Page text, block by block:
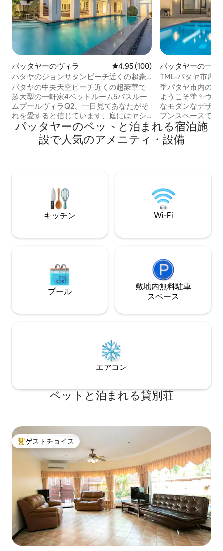
パッタヤーのヴィラ レビュー100件、5つ星中4.95つ
4.95 (100)
パタヤのジョンサタンビーチ近くの超豪
華で超大型の独立した4ベッドルーム5バ
スルームプールヴィラQ2（4ベッドルー
ムにはすべて独立したトイレとバスルー
ムがあります）
パタヤの中央天空ビーチ近くの超豪華で
超大型の一軒家4ベッドルーム5バスルー
ムプールヴィラQ2、一目見てあなたがそ
れを愛すると信じています、庭にはヤシ
の木があり、鳥の言葉と花の香りがあ
り、庭全体は美しい卵の花に囲まれてい
ます、そよ風が吹き、卵の花が風の中で
き、とても快適で楽しいです ヴィラ全体
がとても広く、美しく、快適で、面積は
500平方メートルあります。ヴィラには4
つのベッドルームがあり、それぞれのベ
ーがあります。そのうちの1つにはバスタ
ベキューグリル、オーディオなどのエン
ターテイメント設備もあり、ご家族やご
友人と一緒にとても楽しく快適な時間を
過ごせます。 ヴィラの最大の利点は、プ
あることです。ここに住むことは景色の
ニティに属しており、24時間セキュリテ
ィがあり、非常に安全です。住所は中天
海灘の近くにあり、パタヤの美しい中天
海灘から約1.5キロで、タクシーで数分で
メートルの711スーパーマーケットがあ
り、日常生活に便利です。
パッタヤーの一軒
TML-パタヤ市内
ィラ | 4ベッドル
KTV個室、オー
ン | 生活に便利
🌴パタヤ市内のプ
ようこそ🌴 ✨ヴィラ全体は軽やかで豪華
なモダンなデザイ
プンスペースで、
のリラックス感を
利な生活も実現
友人との集まり
生活設備が備わっ
長期滞在でも、自
す。 ✨ヴィラは市内の79秀旁に位置し、
周辺は生活に便利
す。歩行者専用通
いのは、ただの寝
にゆっくりと人生
休暇の時間です。 TMLは、タイのパタヤ
で高級民泊ブラン
棟）を提供するこ
くします。 中国語、英語、タイ語の3か国
パッタヤーのペットと泊まれる宿泊施
設で人気のアメニティ・設備
キッチン Wi-Fi
プール
敷地内無料駐⁠車
ス⁠ペ⁠ー⁠ス
エアコン
ペットと泊まれる貸別荘
大好評のゲストチョイスです。
ゲストチョイス